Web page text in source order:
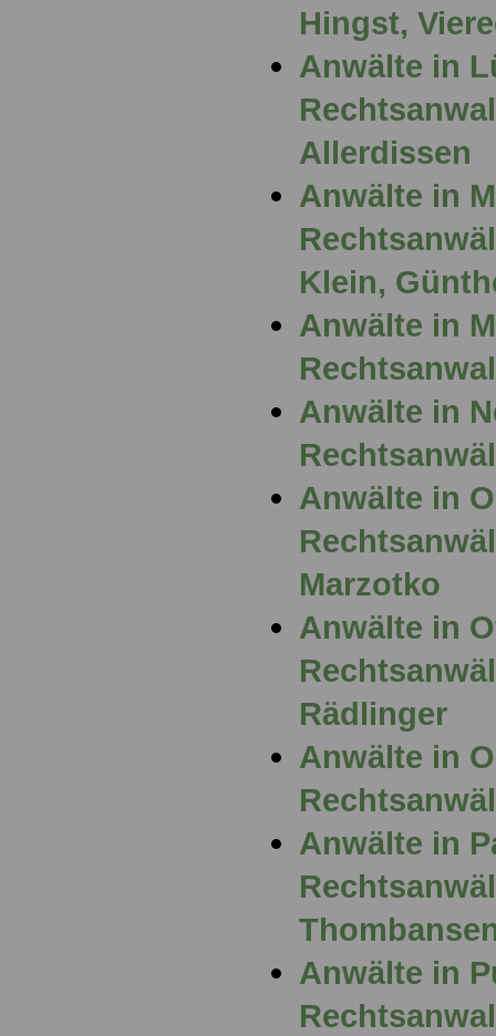
Hingst,
Anwälte in
Allerdissen
Anwälte in
Klein,
Anwälte in
Anwälte in
Anwälte in
Marzotko
Anwälte in
Rädlinger
Anwälte in
Anwälte in
Anwälte in